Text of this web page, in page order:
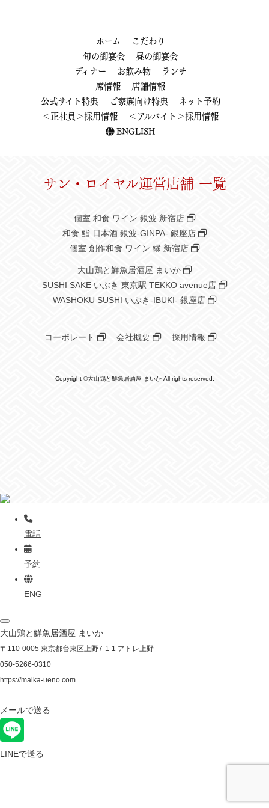
ホーム
こだわり
旬の御宴会
昼の御宴会
ディナー
お飲み物
ランチ
席情報
店舗情報
公式サイト特典
ご家族向け特典
ネット予約
＜正社員＞採用情報
＜アルバイト＞採用情報
ENGLISH
サン・ロイヤル運営店舗 一覧
個室 和食 ワイン 銀波 新宿店
和食 鮨 日本酒 銀波-GINPA- 銀座店
個室 創作和食 ワイン 縁 新宿店
大山鶏と鮮魚居酒屋 まいか
SUSHI SAKE いぶき 東京駅 TEKKO avenue店
WASHOKU SUSHI いぶき-IBUKI- 銀座店
コーポレート 会社概要 採用情報
Copyright ©大山鶏と鮮魚居酒屋 まいか All rights reserved.
電話
予約
ENG
大山鶏と鮮魚居酒屋 まいか
〒110-0005 東京都台東区上野7-1-1 アトレ上野
050-5266-0310
https://maika-ueno.com
メールで送る
LINEで送る